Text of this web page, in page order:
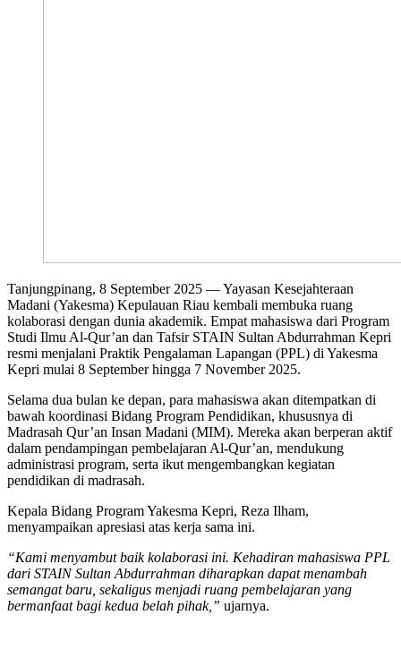
Tanjungpinang, 8 September 2025 — Yayasan Kesejahteraan
Madani (Yakesma) Kepulauan Riau kembali membuka ruang
kolaborasi dengan dunia akademik. Empat mahasiswa dari Program
Studi Ilmu Al-Qur’an dan Tafsir STAIN Sultan Abdurrahman Kepri
resmi menjalani Praktik Pengalaman Lapangan (PPL) di Yakesma
Kepri mulai 8 September hingga 7 November 2025.
Selama dua bulan ke depan, para mahasiswa akan ditempatkan di
bawah koordinasi Bidang Program Pendidikan, khususnya di
Madrasah Qur’an Insan Madani (MIM). Mereka akan berperan aktif
dalam pendampingan pembelajaran Al-Qur’an, mendukung
administrasi program, serta ikut mengembangkan kegiatan
pendidikan di madrasah.
Kepala Bidang Program Yakesma Kepri, Reza Ilham,
menyampaikan apresiasi atas kerja sama ini.
“Kami menyambut baik kolaborasi ini. Kehadiran mahasiswa PPL
dari STAIN Sultan Abdurrahman diharapkan dapat menambah
semangat baru, sekaligus menjadi ruang pembelajaran yang
bermanfaat bagi kedua belah pihak,” ujarnya.